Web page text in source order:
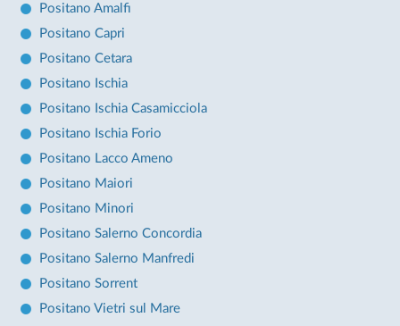
Positano Amalfi
Positano Capri
Positano Cetara
Positano Ischia
Positano Ischia Casamicciola
Positano Ischia Forio
Positano Lacco Ameno
Positano Maiori
Positano Minori
Positano Salerno Concordia
Positano Salerno Manfredi
Positano Sorrent
Positano Vietri sul Mare